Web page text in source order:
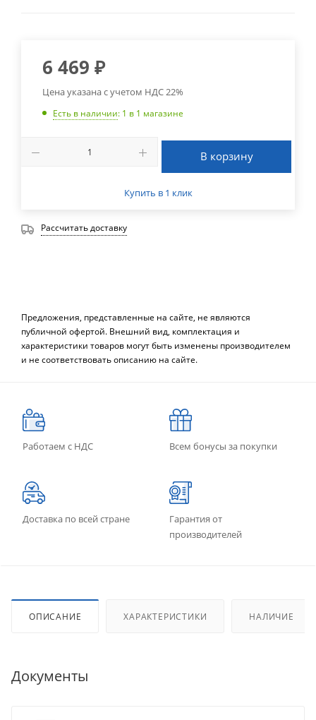
6 469 ₽
Цена указана с учетом НДС 22%
Есть в наличии: 1 в 1 магазине
В корзину
Купить в 1 клик
Рассчитать доставку
Предложения, представленные на сайте, не являются
публичной офертой. Внешний вид, комплектация и
характеристики товаров могут быть изменены производителем
и не соответствовать описанию на сайте.
Работаем с НДС Всем бонусы за покупки
Доставка по всей стране
Гарантия от
производителей
ОПИСАНИЕ ХАРАКТЕРИСТИКИ НАЛИЧИЕ
Документы